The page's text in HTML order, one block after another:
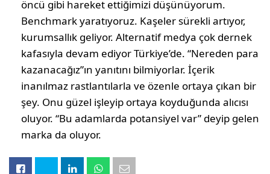
öncü gibi hareket ettiğimizi düşünüyorum.
Benchmark yaratıyoruz. Kaşeler sürekli artıyor,
kurumsallık geliyor. Alternatif medya çok dernek
kafasıyla devam ediyor Türkiye’de. “Nereden para
kazanacağız”ın yanıtını bilmiyorlar. İçerik
inanılmaz rastlantılarla ve özenle ortaya çıkan bir
şey. Onu güzel işleyip ortaya koyduğunda alıcısı
oluyor. “Bu adamlarda potansiyel var” deyip gelen
marka da oluyor.